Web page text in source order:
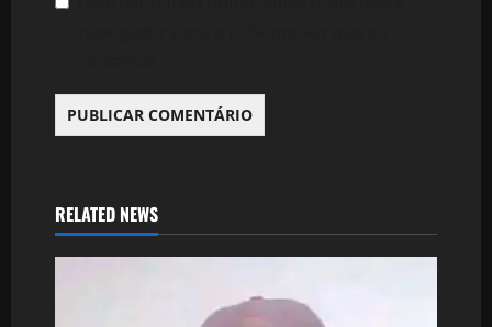
RELATED NEWS